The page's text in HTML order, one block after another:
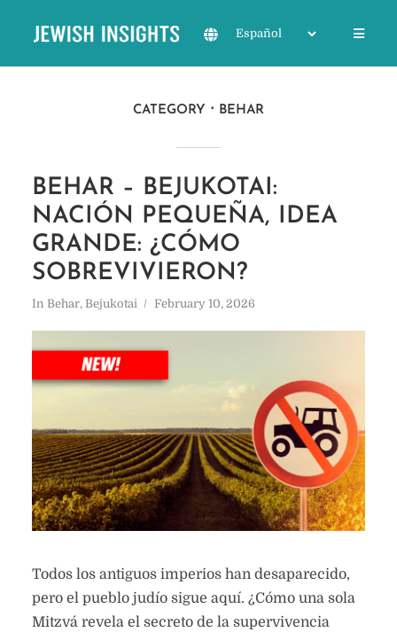
CATEGORY BEHAR
BEHAR – BEJUKOTAI:
NACIÓN PEQUEÑA, IDEA
GRANDE: ¿CÓMO
SOBREVIVIERON?
In Behar, Bejukotai February 10, 2026
Todos los antiguos imperios han desaparecido,
pero el pueblo judío sigue aquí. ¿Cómo una sola
Mitzvá revela el secreto de la supervivencia